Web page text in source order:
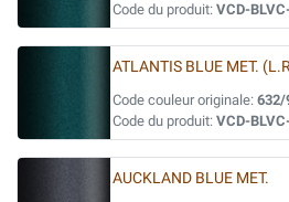
Code du produit: VCD-
ATLANTIS BLUE MET.
Code couleur originale: 632/
Code du produit: VCD-
AUCKLAND BLUE MET.